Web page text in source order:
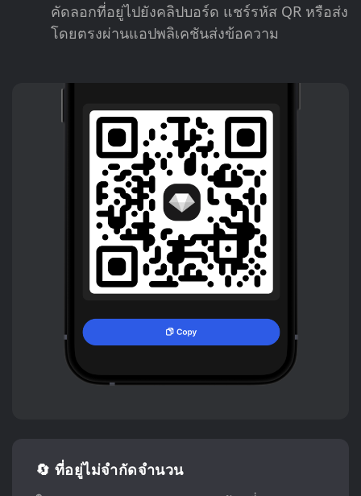
คัดลอกที่อยู่ไปยังคลิปบอร์ด แชร์รหัส QR หรือส่ง
โดยตรงผ่านแอปพลิเคชันส่งข้อความ
🔄 ที่อยู่ไม่จำกัดจำนวน